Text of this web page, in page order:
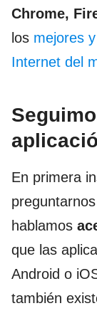
Chrome,
los mejores
Internet del
En primera
hablamos
que las
Android o
también